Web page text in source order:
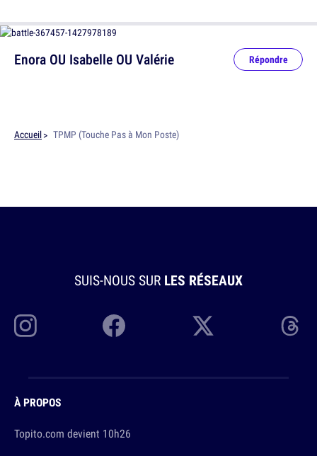
Enora OU Isabelle OU Valérie Répondre
Accueil TPMP (Touche Pas à Mon Poste)
SUIS-NOUS SUR LES RÉSEAUX
À PROPOS
Topito.com devient 10h26